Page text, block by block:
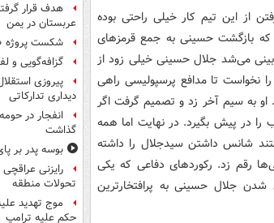
از این تیم کار خیلی راحتی بوده
بازگشت حسینی به جمع قرمزهای
می‌شد جلال حسینی خیلی زود از
را نخواست تا مدافع پرسپولیسی راهی
او به سیم آخر زد و تصمیم گرفت اگر
در پیش بگیرد. در نهایت اما همه
شانس داشتن سیدجلال را داشته
رقم زد. رکوردهای دفاعی که یکی
جلال حسینی به پرافتخارترین
هدف قرار
عربستان در یمن
شکست پروژه
گزافه‌گویی و
پیروزی
دیداری تدارکاتی
انفجار در
گذاشت
بوسه‌ پدر بر
رایزنی
تحولات منطقه
موج تهدید
حکم علیه ترامپ